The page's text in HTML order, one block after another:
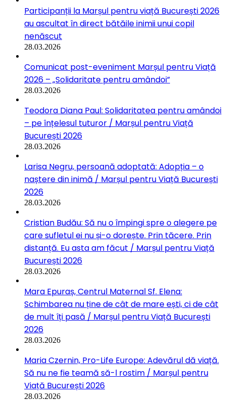
Participanții la Marșul pentru viață București 2026
au ascultat în direct bătăile inimii unui copil
nenăscut
28.03.2026
Comunicat post-eveniment Marșul pentru Viață
2026 – „Solidaritate pentru amândoi”
28.03.2026
Teodora Diana Paul: Solidaritatea pentru amândoi
– pe înțelesul tuturor / Marșul pentru Viață
București 2026
28.03.2026
Larisa Negru, persoană adoptată: Adopția – o
naștere din inimă / Marșul pentru Viață București
2026
28.03.2026
Cristian Budău: Să nu o împingi spre o alegere pe
care sufletul ei nu și-o dorește. Prin tăcere. Prin
distanță. Eu asta am făcut / Marșul pentru Viață
București 2026
28.03.2026
Mara Epuraș, Centrul Maternal Sf. Elena:
Schimbarea nu ține de cât de mare ești, ci de cât
de mult îți pasă / Marșul pentru Viață București
2026
28.03.2026
Maria Czernin, Pro-Life Europe: Adevărul dă viață.
Să nu ne fie teamă să-l rostim / Marșul pentru
Viață București 2026
28.03.2026